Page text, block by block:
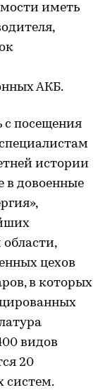
иметь
АКБ.
с посещения
истории
в довоенные
цехов
в которых
видов
20
систем.